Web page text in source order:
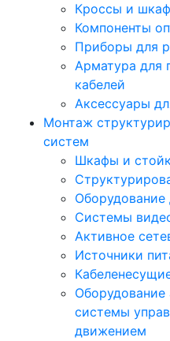
Кроссы и
Компоненты
Приборы для
Арматура для
кабелей
Аксессуары
Монтаж
систем
Шкафы и
Оборудование
Системы
Активное
Источники
Оборудование
системы
движением